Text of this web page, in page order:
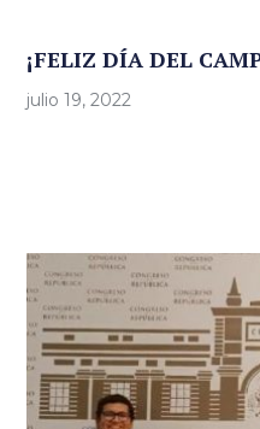
¡FELIZ DÍA DEL
julio 19, 2022